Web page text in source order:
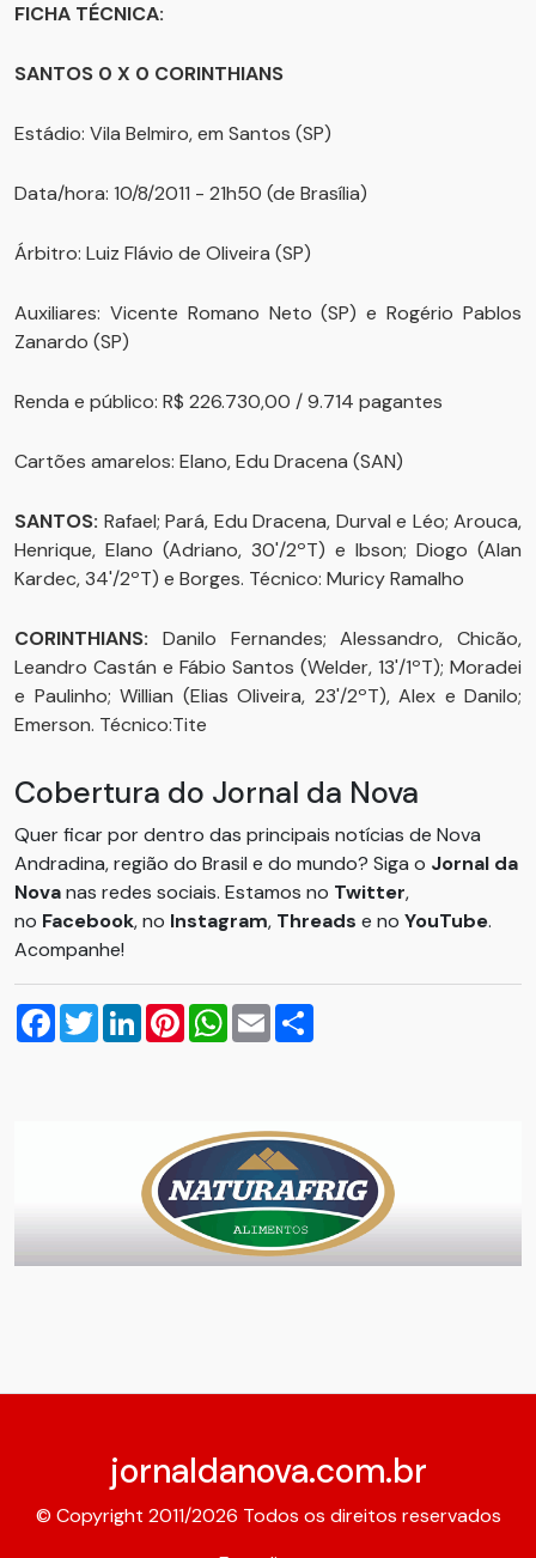
FICHA TÉCNICA:
SANTOS 0 X 0 CORINTHIANS
Estádio: Vila Belmiro, em Santos (SP)
Data/hora: 10/8/2011 - 21h50 (de Brasília)
Árbitro: Luiz Flávio de Oliveira (SP)
Auxiliares: Vicente Romano Neto (SP) e Rogério Pablos
Zanardo (SP)
Renda e público: R$ 226.730,00 / 9.714 pagantes
Cartões amarelos: Elano, Edu Dracena (SAN)
SANTOS: Rafael; Pará, Edu Dracena, Durval e Léo; Arouca,
Henrique, Elano (Adriano, 30'/2ºT) e Ibson; Diogo (Alan
Kardec, 34'/2ºT) e Borges. Técnico: Muricy Ramalho
CORINTHIANS: Danilo Fernandes; Alessandro, Chicão,
Leandro Castán e Fábio Santos (Welder, 13'/1ºT); Moradei
e Paulinho; Willian (Elias Oliveira, 23'/2ºT), Alex e Danilo;
Emerson. Técnico:Tite
Cobertura do Jornal da Nova
Quer ficar por dentro das principais notícias de Nova
Andradina, região do Brasil e do mundo? Siga o Jornal da
Novanas redes sociais. Estamos no Twitter,
no Facebook, no Instagram, Threads e no YouTube.
Acompanhe!
Facebook
TwitterLinkedInPinterestWhatsApp
Email
jornaldanova.com.br
© Copyright 2011/2026 Todos os direitos reservados